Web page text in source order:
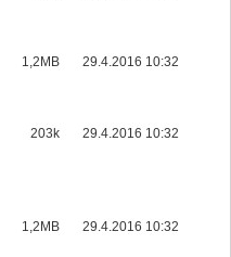
1,2MB 29.4.2016 10:32
203k 29.4.2016 10:32
1,2MB 29.4.2016 10:32